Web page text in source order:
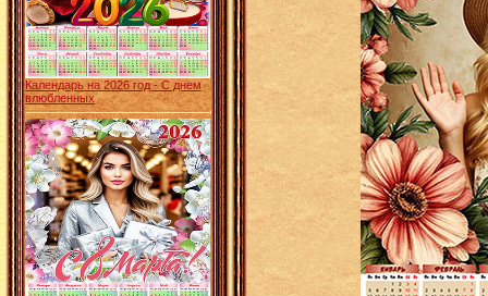
Календарь на 2026 год - С днем
влюбленных